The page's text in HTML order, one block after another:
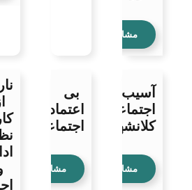
مشاهده
آسیب‌های
اجتماعی
کلانشهر‌ها
مشاهده
بی
اعتمادی
اجتماعی
مشاهده